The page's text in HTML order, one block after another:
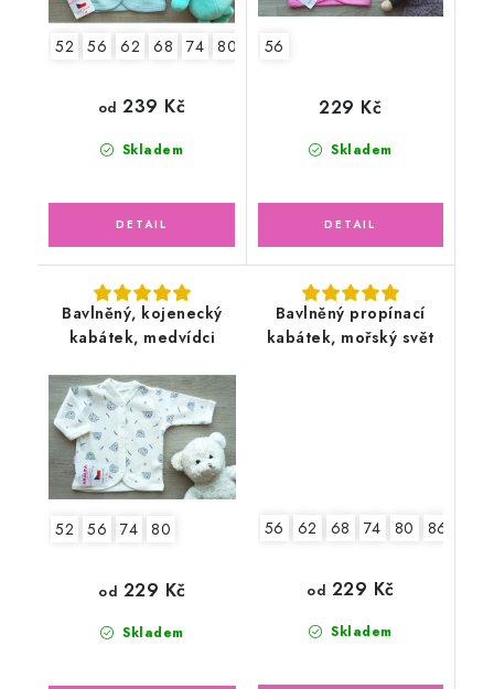
52 56 62 68 74 80 86
Skladem
od 239 Kč
56
Skladem
229 Kč
Bavlněný, kojenecký
kabátek, medvídci
52 56 74 80
Skladem
od 229 Kč
Bavlněný propínací
kabátek, mořský svět
56 62 68 74 80 86
Skladem
od 229 Kč